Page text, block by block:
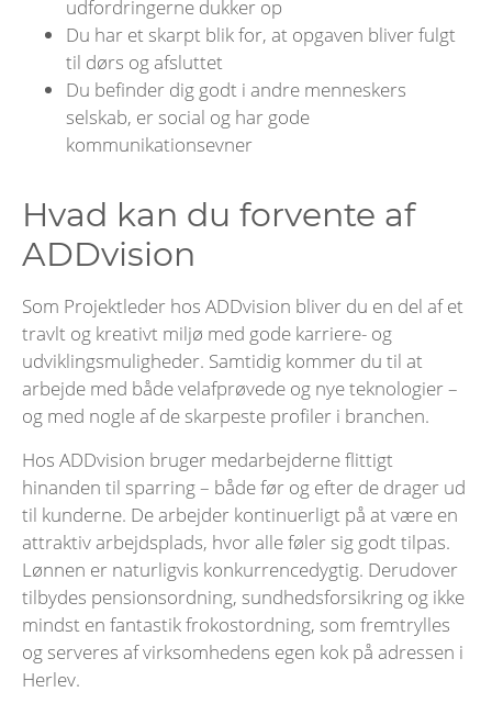
udfordringerne dukker op
Du har et skarpt blik for, at opgaven bliver fulgt
til dørs og afsluttet
Du befinder dig godt i andre menneskers
selskab, er social og har gode
kommunikationsevner
Hvad kan du forvente af
ADDvision
Som Projektleder hos ADDvision bliver du en del af et
travlt og kreativt miljø med gode karriere- og
udviklingsmuligheder. Samtidig kommer du til at
arbejde med både velafprøvede og nye teknologier –
og med nogle af de skarpeste profiler i branchen.
Hos ADDvision bruger medarbejderne flittigt
hinanden til sparring – både før og efter de drager ud
til kunderne. De arbejder kontinuerligt på at være en
attraktiv arbejdsplads, hvor alle føler sig godt tilpas.
Lønnen er naturligvis konkurrencedygtig. Derudover
tilbydes pensionsordning, sundhedsforsikring og ikke
mindst en fantastik frokostordning, som fremtrylles
og serveres af virksomhedens egen kok på adressen i
Herlev.